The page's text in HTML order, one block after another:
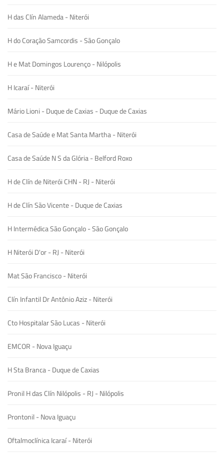
H das Clín Alameda - Niterói
H do Coração Samcordis - São Gonçalo
H e Mat Domingos Lourenço - Nilópolis
H Icaraí - Niterói
Mário Lioni - Duque de Caxias - Duque de Caxias
Casa de Saúde e Mat Santa Martha - Niterói
Casa de Saúde N S da Glória - Belford Roxo
H de Clín de Niterói CHN - RJ - Niterói
H de Clín São Vicente - Duque de Caxias
H Intermédica São Gonçalo - São Gonçalo
H Niterói D'or - RJ - Niterói
Mat São Francisco - Niterói
Clín Infantil Dr Antônio Aziz - Niterói
Cto Hospitalar São Lucas - Niterói
EMCOR - Nova Iguaçu
H Sta Branca - Duque de Caxias
Pronil H das Clín Nilópolis - RJ - Nilópolis
Prontonil - Nova Iguaçu
Oftalmoclínica Icaraí - Niterói